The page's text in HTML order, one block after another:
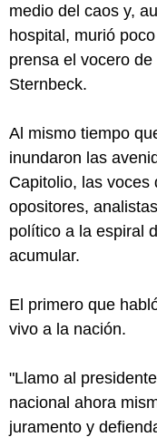
medio del caos y,
hospital, murió
prensa el vocero
Sternbeck.
Al mismo tiempo
inundaron las
Capitolio, las voces
opositores,
político a la espiral
acumular.
El primero que
vivo a la nación.
"Llamo al
nacional ahora
juramento y